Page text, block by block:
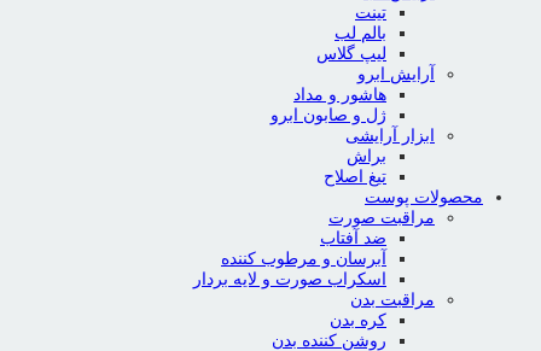
تینت
بالم لب
لیپ گلاس
آرایش ابرو
هاشور و مداد
ژل و صابون ابرو
ابزار آرایشی
براش
تیغ اصلاح
محصولات پوست
مراقبت صورت
ضد آفتاب
آبرسان و مرطوب کننده
اسکراب صورت و لایه بردار
مراقبت بدن
کره بدن
روشن کننده بدن